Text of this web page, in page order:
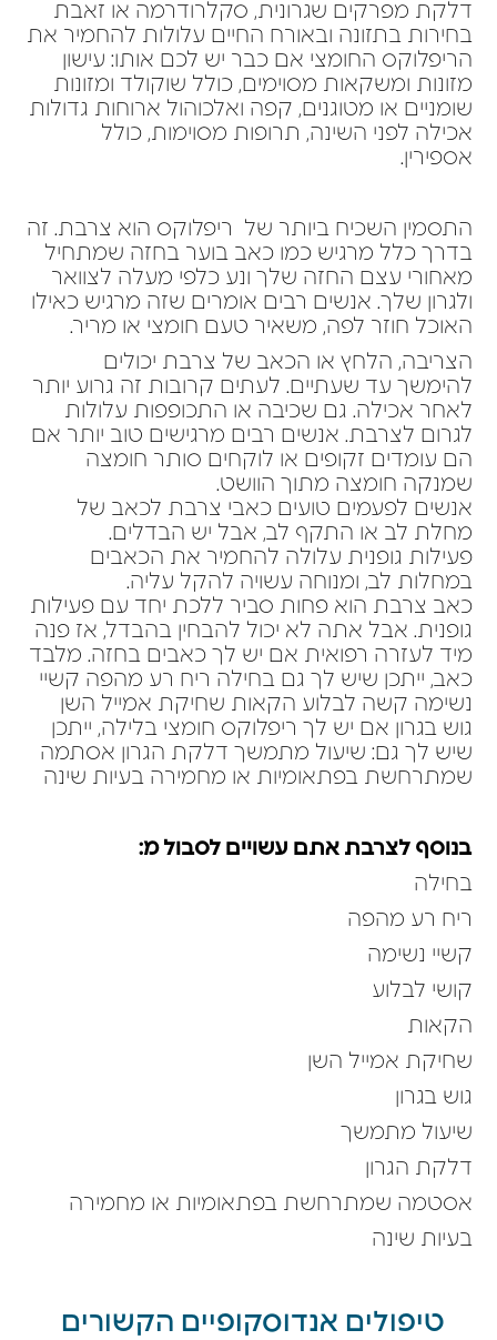
דלקת מפרקים שגרונית, סקלרודרמה או זאבת
בחירות בתזונה ובאורח החיים עלולות להחמיר את
הריפלוקס החומצי אם כבר יש לכם אותו: עישון
מזונות ומשקאות מסוימים, כולל שוקולד ומזונות
שומניים או מטוגנים, קפה ואלכוהול ארוחות גדולות
אכילה לפני השינה, תרופות מסוימות, כולל
אספירין.
התסמין השכיח ביותר של ריפלוקס הוא צרבת. זה
בדרך כלל מרגיש כמו כאב בוער בחזה שמתחיל
מאחורי עצם החזה שלך ונע כלפי מעלה לצוואר
ולגרון שלך. אנשים רבים אומרים שזה מרגיש כאילו
האוכל חוזר לפה, משאיר טעם חומצי או מריר.
הצריבה, הלחץ או הכאב של צרבת יכולים
להימשך עד שעתיים. לעתים קרובות זה גרוע יותר
לאחר אכילה. גם שכיבה או התכופפות עלולות
לגרום לצרבת. אנשים רבים מרגישים טוב יותר אם
הם עומדים זקופים או לוקחים סותר חומצה
שמנקה חומצה מתוך הוושט.
אנשים לפעמים טועים כאבי צרבת לכאב של
מחלת לב או התקף לב, אבל יש הבדלים.
פעילות גופנית עלולה להחמיר את הכאבים
במחלות לב, ומנוחה עשויה להקל עליה.
כאב צרבת הוא פחות סביר ללכת יחד עם פעילות
גופנית. אבל אתה לא יכול להבחין בהבדל, אז פנה
מיד לעזרה רפואית אם יש לך כאבים בחזה. מלבד
כאב, ייתכן שיש לך גם בחילה ריח רע מהפה קשיי
נשימה קשה לבלוע הקאות שחיקת אמייל השן
גוש בגרון אם יש לך ריפלוקס חומצי בלילה, ייתכן
שיש לך גם: שיעול מתמשך דלקת הגרון אסתמה
שמתרחשת בפתאומיות או מחמירה בעיות שינה
בנוסף לצרבת אתם עשויים לסבול מ:
בחילה
ריח רע מהפה
קשיי נשימה
קושי לבלוע
הקאות
שחיקת אמייל השן
גוש בגרון
שיעול מתמשך
דלקת הגרון
אסטמה שמתרחשת בפתאומיות או מחמירה
בעיות שינה
טיפולים אנדוסקופיים הקשורים